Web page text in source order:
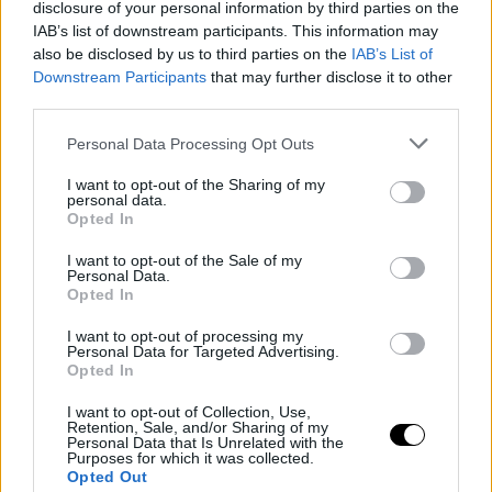
disclosure of your personal information by third parties on the
IAB’s list of downstream participants. This information may
also be disclosed by us to third parties on the IAB’s List of
Downstream Participants that may further disclose it to other
Personal Data Processing Opt Outs
I want to opt-out of the Sharing of my
personal data.
Opted In
I want to opt-out of the Sale of my
Personal Data.
Opted In
I want to opt-out of processing my
Personal Data for Targeted Advertising.
Opted In
I want to opt-out of Collection, Use,
Retention, Sale, and/or Sharing of my
Personal Data that Is Unrelated with the
Purposes for which it was collected.
Opted Out
παλέψει για να αποδεχτεί και ναμιλήσει ανοιχτά
γι' αυτό που
είναι, την έκανε να νιώθει πολύ άσχημα.
«Ένιωθα απαίσια γιατί είχα δουλέψει σκληρά για να είμαι